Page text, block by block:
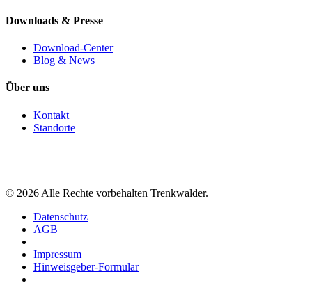
Downloads & Presse
Download-Center
Blog & News
Über uns
Kontakt
Standorte
© 2026 Alle Rechte vorbehalten Trenkwalder.
Datenschutz
AGB
Impressum
Hinweisgeber-Formular